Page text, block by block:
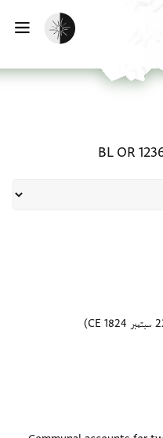
تفعيل الوضع المظلم
BL OR